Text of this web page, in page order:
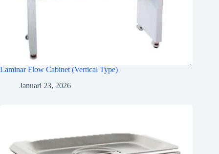
Laminar Flow Cabinet (Vertical Type)
Januari 23, 2026